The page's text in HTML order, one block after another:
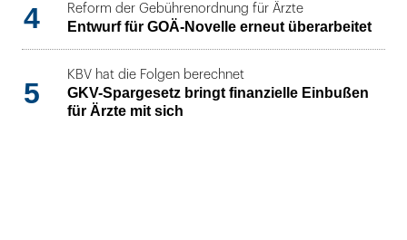
4 Reform der Gebührenordnung für Ärzte
Entwurf für GOÄ-Novelle erneut überarbeitet
5
KBV hat die Folgen berechnet
GKV-Spargesetz bringt finanzielle Einbußen
für Ärzte mit sich